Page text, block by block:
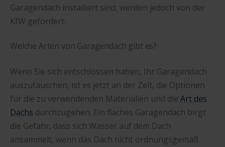
Garagendach installiert sind, werden jedoch von der
KfW gefördert.
Welche Arten von Garagendach gibt es?
Wenn Sie sich entschlossen haben, Ihr Garagendach
auszutauschen, ist es jetzt an der Zeit, die Optionen
für die zu verwendenden Materialien und die Art des
Dachs durchzugehen. Ein flaches Garagendach birgt
die Gefahr, dass sich Wasser auf dem Dach
ansammelt, wenn das Dach nicht ordnungsgemäß